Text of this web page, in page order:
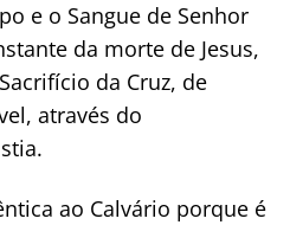
e o Sangue de Senhor
da morte de Jesus,
da Cruz, de
através do
ao Calvário porque é